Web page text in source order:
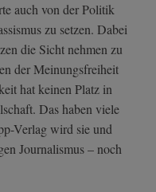
auch von der Politik
zu setzen. Dabei
die Sicht nehmen zu
der Meinungsfreiheit
hat keinen Platz in
Das haben viele
Verlag wird sie und
Journalismus – noch